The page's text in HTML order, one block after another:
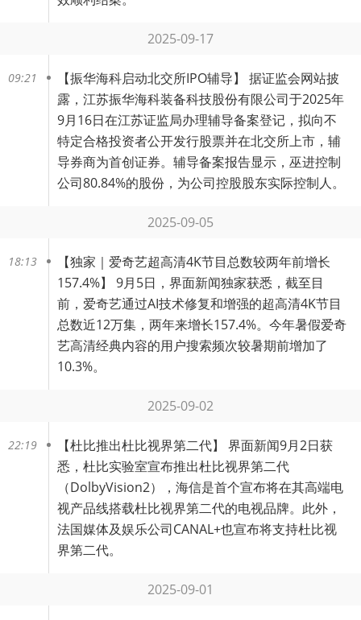
2025-09-17
09:21 【振华海科启动北交所IPO辅导】 据证监会网站披
露，江苏振华海科装备科技股份有限公司于2025年
9月16日在江苏证监局办理辅导备案登记，拟向不
特定合格投资者公开发行股票并在北交所上市，辅
导券商为首创证券。辅导备案报告显示，巫进控制
公司80.84%的股份，为公司控股股东实际控制人。
2025-09-05
18:13 【独家｜爱奇艺超高清4K节目总数较两年前增长
157.4%】 9月5日，界面新闻独家获悉，截至目
前，爱奇艺通过AI技术修复和增强的超高清4K节目
总数近12万集，两年来增长157.4%。今年暑假爱奇
艺高清经典内容的用户搜索频次较暑期前增加了
10.3%。
2025-09-02
22:19 【杜比推出杜比视界第二代】 界面新闻9月2日获
悉，杜比实验室宣布推出杜比视界第二代
（DolbyVision2），海信是首个宣布将在其高端电
视产品线搭载杜比视界第二代的电视品牌。此外，
法国媒体及娱乐公司CANAL+也宣布将支持杜比视
界第二代。
2025-09-01